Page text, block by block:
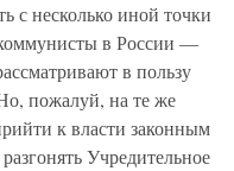
с несколько иной точки
в России —
в пользу
пожалуй, на те же
к власти законным
Учредительное